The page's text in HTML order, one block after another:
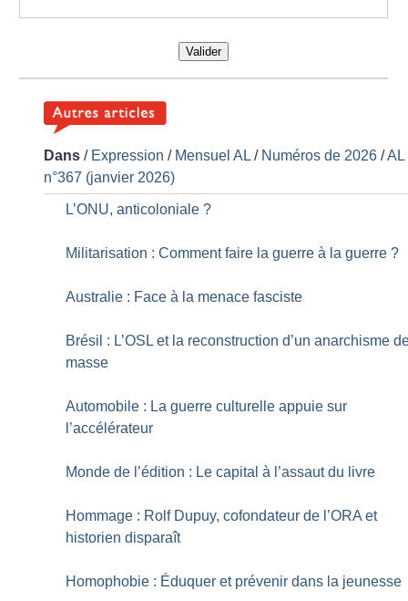
Valider
Dans / Expression / Mensuel AL / Numéros de 2026 /AL
n°367 (janvier 2026)
L’ONU, anticoloniale ?
Militarisation : Comment faire la guerre à la guerre ?
Australie : Face à la menace fasciste
Brésil : L’OSL et la reconstruction d’un anarchisme
masse
Automobile : La guerre culturelle appuie sur
l’accélérateur
Monde de l’édition : Le capital à l’assaut du livre
Hommage : Rolf Dupuy, cofondateur de l’ORA et
historien disparaît
Homophobie : Éduquer et prévenir dans la jeunesse